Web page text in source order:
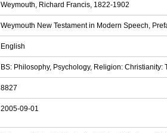
Weymouth, Richard Francis, 1822-1902
Weymouth New Testament in Modern Speech,
English
BS: Philosophy, Psychology, Religion: Christianity:
8827
2005-09-01